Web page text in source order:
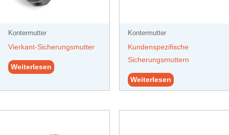
Kontermutter
Vierkant-Sicherungsmutter
Weiterlesen
Kontermutter
Kundenspezifische
Sicherungsmuttern
Weiterlesen